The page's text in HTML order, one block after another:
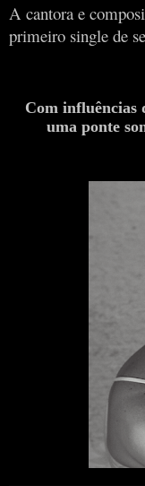
A cantora e
primeiro single de
Com influências
uma ponte